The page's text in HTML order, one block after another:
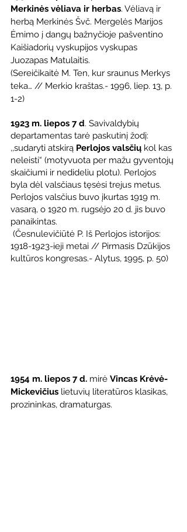
Merkinės vėliava ir herbas. Vėliavą ir
herbą Merkinės Švč. Mergelės Marijos
Ėmimo į dangų bažnyčioje pašventino
Kaišiadorių vyskupijos vyskupas
Juozapas Matulaitis.
(Sereičikaitė M. Ten, kur sraunus Merkys
teka… // Merkio kraštas.- 1996, liep. 13, p.
1-2)
1923 m. liepos 7 d. Savivaldybių
departamentas tarė paskutinį žodį:
,,sudaryti atskirą Perlojos valsčių kol kas
neleisti“ (motyvuota per mažu gyventojų
skaičiumi ir nedideliu plotu). Perlojos
byla dėl valsčiaus tęsėsi trejus metus.
Perlojos valsčius buvo įkurtas 1919 m.
vasarą, o 1920 m. rugsėjo 20 d. jis buvo
panaikintas.
1918-1923-ieji metai // Pirmasis Dzūkijos
kultūros kongresas.- Alytus, 1995, p. 50)
1954 m. liepos 7 d. mirė Vincas Krėvė-
Mickevičius lietuvių literatūros klasikas,
prozininkas, dramaturgas.